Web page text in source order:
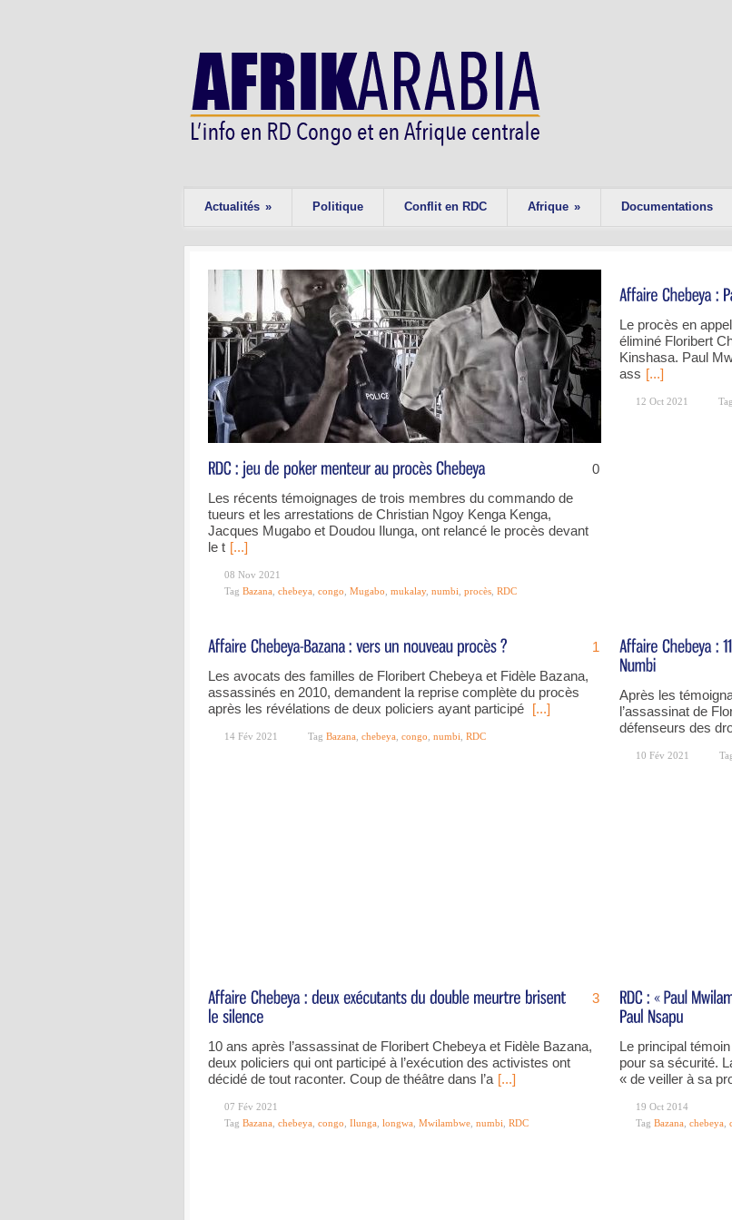
Actualités » Politique Conflit en RDC Afrique » Documentations
0
Les récents témoignages de trois membres du commando de
tueurs et les arrestations de Christian Ngoy Kenga Kenga,
Jacques Mugabo et Doudou Ilunga, ont relancé le procès devant
le t [...]
08 Nov 2021
Tag Bazana chebeya congo Mugabo mukalay, numbi procès RDC
Le procès en
éliminé Floribert
Kinshasa. Paul
ass [...]
12 Oct 2021 Tag
1
Les avocats des familles de Floribert Chebeya et Fidèle Bazana,
assassinés en 2010, demandent la reprise complète du procès
après les révélations de deux policiers ayant participé [...]
14 Fév 2021 Tag Bazana chebeya congo numbi RDC
Après les
l’assassinat de
défenseurs des
10 Fév 2021
3
10 ans après l’assassinat de Floribert Chebeya et Fidèle Bazana,
deux policiers qui ont participé à l’exécution des activistes ont
décidé de tout raconter. Coup de théâtre dans l’a [...]
07 Fév 2021
Tag Bazana chebeya congo Ilunga longwa Mwilambwe numbi RDC
Le principal
pour sa sécurité.
« de veiller à sa
19 Oct 2014
Tag Bazana chebeya